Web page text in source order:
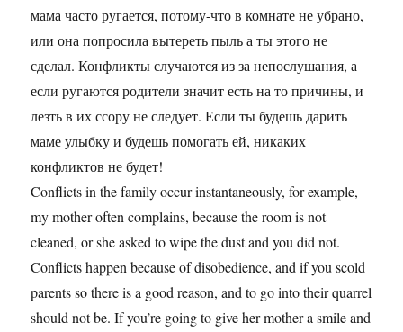
мама часто ругается, потому-что в комнате не убрано,
или она попросила вытереть пыль а ты этого не
сделал. Конфликты случаются из за непослушания, а
если ругаются родители значит есть на то причины, и
лезть в их ссору не следует. Если ты будешь дарить
маме улыбку и будешь помогать ей, никаких
конфликтов не будет!
Conflicts in the family occur instantaneously, for example,
my mother often complains, because the room is not
cleaned, or she asked to wipe the dust and you did not.
Conflicts happen because of disobedience, and if you scold
parents so there is a good reason, and to go into their quarrel
should not be. If you’re going to give her mother a smile and